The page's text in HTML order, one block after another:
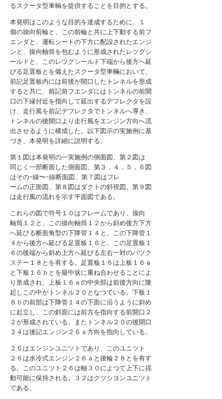
るスクータ型車輌を提供することを目的とする。
本発明はこのような目的を達成するために、１
個の操向前輪と、この前輪と共に上下動する前フ
エンダと、運転シートの下方に配設されたエンジ
ンと、操向軸筒を包むように形成されたレツグシ
ールドと、このレツグシールド下端から後方へ延
びる足置板とを備えたスクータ型車輛において、
前記足置板内には前後が開口したトンネルを形成
すると共に、前記前フエンダにはトンネルの前開
口の下縁付近を指向して延出するデフレクタを設
け、走行風を前記デフレクタでトンネルへ導き、
トンネルの後開口より走行風をエンジン方向へ流
出させるように構成した。以下図示の実施例に基
づき、本発明を詳細に説明する。
第１図は本発明の一実施例の側面図、第２図は
同じく一部断面した側面図、第３，４，５，６図
はその−線〜−線断面図、第７図はフレ
ームの正面図、第８図はダクトの斜視図、第９図
は走行風の流れを示す平面図である。
これらの図で符号１０はフレームであり、操向
軸筒１２と、この操向軸筒１２から斜め後方下方
へ延びる断面角型の下降管１４と、この下降管１
４から後方へ延びる足置板１６と、この足置板１
６の後端から斜め上方へ延びる左右一対のバツク
ステー１８とを有する。足置板１６は上板１６ａ
と下板１６ｂとを最中状に重ね合わせることによ
り形成され、上板１６ａの中央部は前後方向に隆
起しこの中がトンネル２０となつている。下板１
６ｂの前部は下降管１４の下面に沿うように斜め
に起立し、この斜面には前方を指向する前開口２
２が形成されている。またトンネル２０の後開口
２４は後記エンジン２６ａ方向を指向している。
２６はエンジンユニツトであり、このユニツト
２６は水冷式エンジン２６ａと後輪２８とを有す
る。このユニツト２６は軸３０によつて上下に揺
動可能に保持される。３２はクツシヨンユニツト
である。